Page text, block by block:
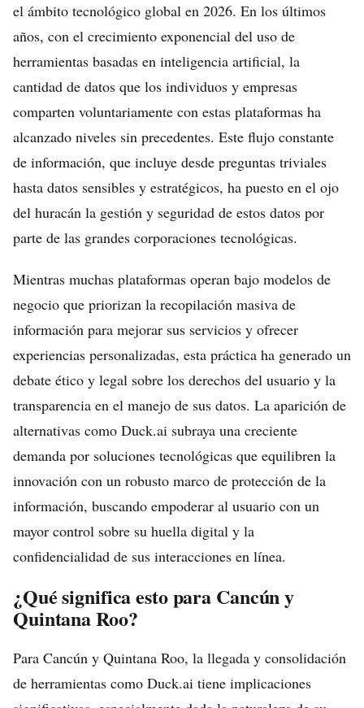
el ámbito tecnológico global en 2026. En los últimos
años, con el crecimiento exponencial del uso de
herramientas basadas en inteligencia artificial, la
cantidad de datos que los individuos y empresas
comparten voluntariamente con estas plataformas ha
alcanzado niveles sin precedentes. Este flujo constante
de información, que incluye desde preguntas triviales
hasta datos sensibles y estratégicos, ha puesto en el ojo
del huracán la gestión y seguridad de estos datos por
parte de las grandes corporaciones tecnológicas.
Mientras muchas plataformas operan bajo modelos de
negocio que priorizan la recopilación masiva de
información para mejorar sus servicios y ofrecer
experiencias personalizadas, esta práctica ha generado un
debate ético y legal sobre los derechos del usuario y la
transparencia en el manejo de sus datos. La aparición de
alternativas como Duck.ai subraya una creciente
demanda por soluciones tecnológicas que equilibren la
innovación con un robusto marco de protección de la
información, buscando empoderar al usuario con un
mayor control sobre su huella digital y la
confidencialidad de sus interacciones en línea.
¿Qué significa esto para Cancún y
Quintana Roo?
Para Cancún y Quintana Roo, la llegada y consolidación
de herramientas como Duck.ai tiene implicaciones